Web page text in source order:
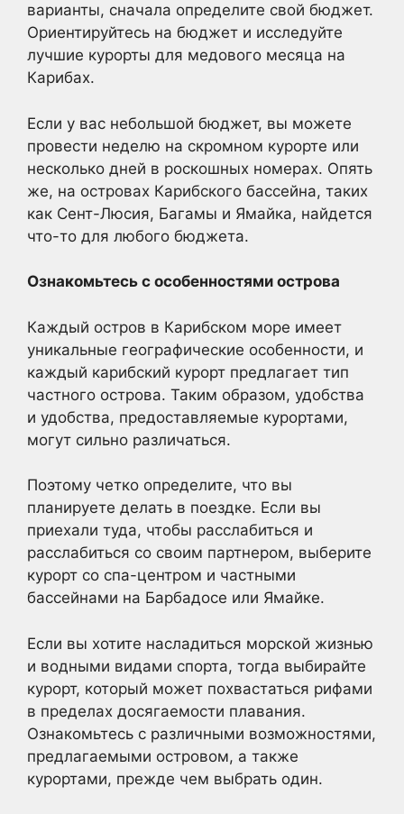
варианты, сначала определите свой бюджет.
Ориентируйтесь на бюджет и исследуйте
лучшие курорты для медового месяца на
Карибах.
Если у вас небольшой бюджет, вы можете
провести неделю на скромном курорте или
несколько дней в роскошных номерах. Опять
же, на островах Карибского бассейна, таких
как Сент-Люсия, Багамы и Ямайка, найдется
что-то для любого бюджета.
Ознакомьтесь с особенностями острова
Каждый остров в Карибском море имеет
уникальные географические особенности, и
каждый карибский курорт предлагает тип
частного острова. Таким образом, удобства
и удобства, предоставляемые курортами,
могут сильно различаться.
Поэтому четко определите, что вы
планируете делать в поездке. Если вы
приехали туда, чтобы расслабиться и
расслабиться со своим партнером, выберите
курорт со спа-центром и частными
бассейнами на Барбадосе или Ямайке.
Если вы хотите насладиться морской жизнью
и водными видами спорта, тогда выбирайте
курорт, который может похвастаться рифами
в пределах досягаемости плавания.
Ознакомьтесь с различными возможностями,
предлагаемыми островом, а также
курортами, прежде чем выбрать один.